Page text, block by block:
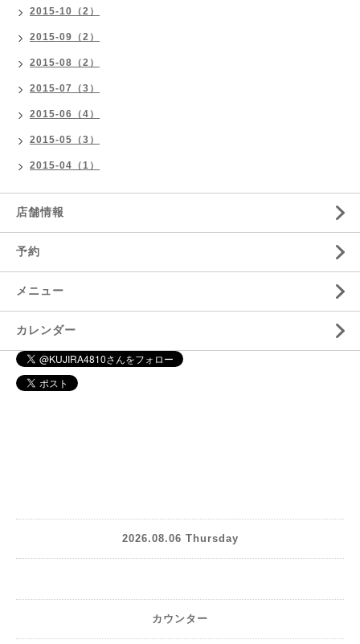
2015-10（2）
2015-09（2）
2015-08（2）
2015-07（3）
2015-06（4）
2015-05（3）
2015-04（1）
店舗情報
予約
メニュー
カレンダー
2026.08.06 Thursday
カウンター